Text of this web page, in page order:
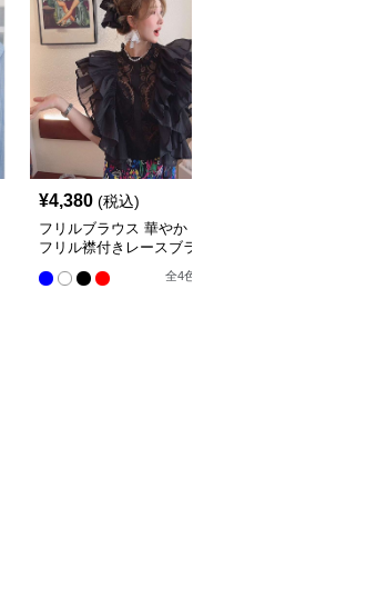
¥4,380 (税込)
フリルブラウス 華やか
フリル襟付きレースブラ
全4色